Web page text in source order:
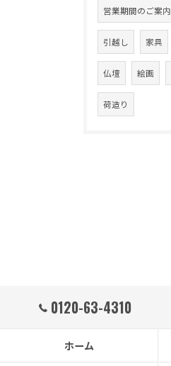
営業期間のご案内
引越し 家具
仏壇 絵画
荷造り
0120-63-4310
ホーム